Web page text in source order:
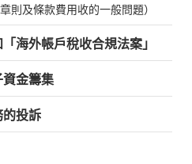
則及條款費用收的一般問題）
海外帳戶稅收合規法案」
資金籌集
的投訴